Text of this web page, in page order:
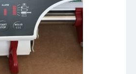
Perfusor
Tartozékok
Betegőrző monitorok
Endoszkópia
Arthropump